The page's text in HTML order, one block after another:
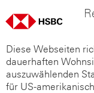
Diese Webseiten
dauerhaften
auszuwählenden
für US-